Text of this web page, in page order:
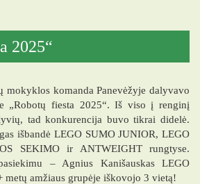
2025“
mokyklos komanda Panevėžyje dalyvavo
„Robotų fiesta 2025“. Iš viso į renginį
tad konkurencija buvo tikrai didelė.
išbandė LEGO SUMO JUNIOR, LEGO
SEKIMO ir ANTWEIGHT rungtyse.
– Agnius Kanišauskas LEGO
metų amžiaus grupėje iškovojo 3 vietą!